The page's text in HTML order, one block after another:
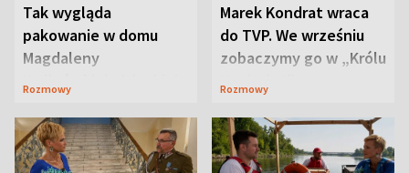
Tak wygląda
pakowanie w domu
Magdaleny
Waligórskiej-Lisieckiej.
Rozmowy
Marek Kondrat wraca
do TVP. We wrześniu
zobaczymy go w „Królu
Maciusiu I”
Rozmowy